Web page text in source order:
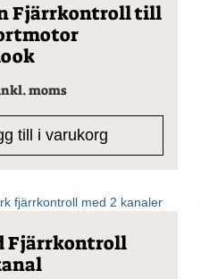
Fjärrkontroll till
moms
till i varukorg
Fjärrkontroll